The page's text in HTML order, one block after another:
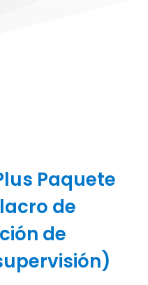
Paquete
de
de